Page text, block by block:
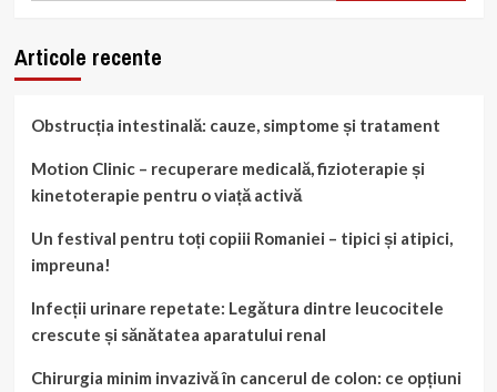
Articole recente
Obstrucția intestinală: cauze, simptome și tratament
Motion Clinic – recuperare medicală, fizioterapie și
kinetoterapie pentru o viață activă
Un festival pentru toți copiii Romaniei – tipici și atipici,
impreuna!
Infecții urinare repetate: Legătura dintre leucocitele
crescute și sănătatea aparatului renal
Chirurgia minim invazivă în cancerul de colon: ce opțiuni